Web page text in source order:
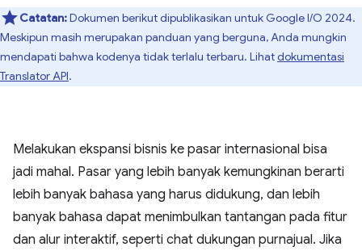
Catatan:Dokumen berikut dipublikasikan untuk Google I / O 2024.
Meskipun masih merupakan panduan yang berguna, Anda mungkin
mendapati bahwa kodenya tidak terlalu terbaru. Lihatdokumentasi
Translator API.
Melakukan ekspansi bisnis ke pasar internasional bisa
jadi mahal. Pasar yang lebih banyak kemungkinan berarti
lebih banyak bahasa yang harus didukung, dan lebih
banyak bahasa dapat menimbulkan tantangan pada fitur
dan alur interaktif, seperti chat dukungan purnajual. Jika